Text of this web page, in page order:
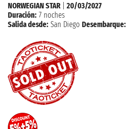
NORWEGIAN STAR
20/03/2027
Duración: 7 noches
Salida desde: San Diego Desembarque: